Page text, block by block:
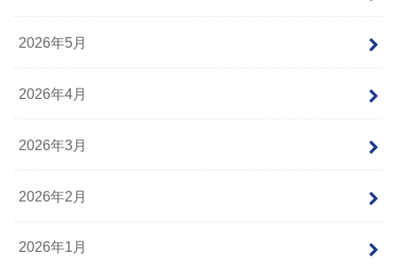
2026年5月
2026年4月
2026年3月
2026年2月
2026年1月